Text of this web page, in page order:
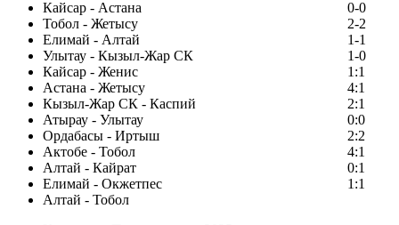
Кайсар - Астана
0-0
Тобол - Жетысу
2-2
Елимай - Алтай
1-1
Улытау - Кызыл-Жар СК
1-0
Кайсар - Женис
1:1
Астана - Жетысу
4:1
Кызыл-Жар СК - Каспий
2:1
Атырау - Улытау
0:0
Ордабасы - Иртыш
2:2
Актобе - Тобол
4:1
Алтай - Кайрат
0:1
Елимай - Окжетпес
1:1
Алтай - Тобол